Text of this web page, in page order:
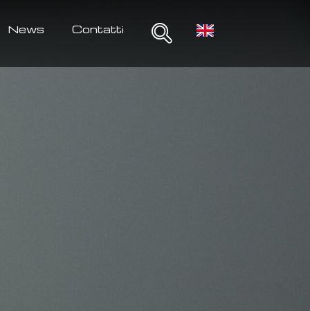
News Contatti